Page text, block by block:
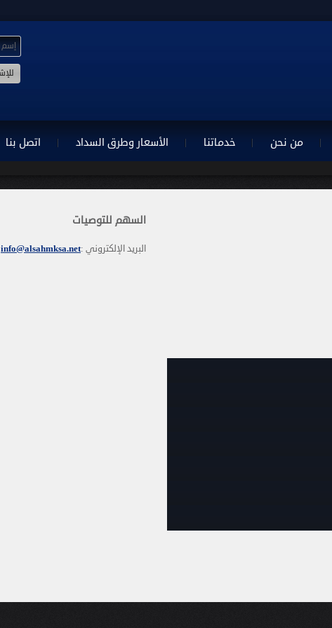
من نحن خدماتنا الأسعار وطرق السداد اتصل بنا
السهم للتوصيات
البريد الإلكتروني :info@alsahmksa.net